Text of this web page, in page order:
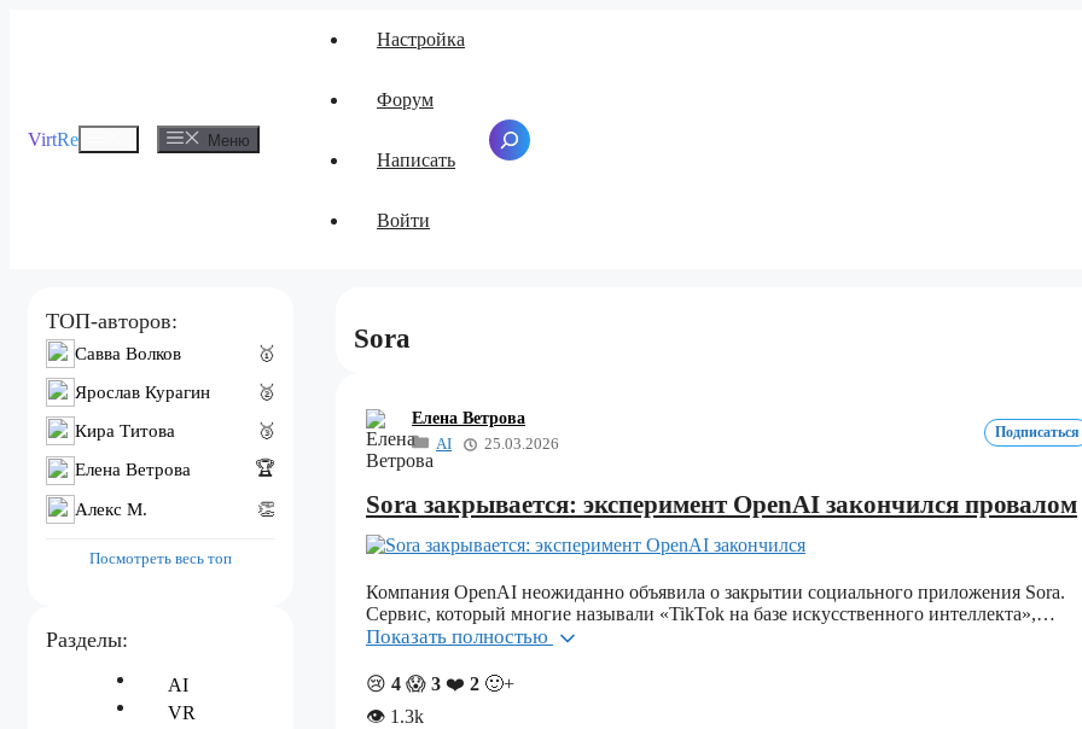
VirtRe Меню Меню
Настройка
Форум
Написать
Войти
Поиск
Sora
Елена Ветрова
AI
25.03.2026
Подписаться
Sora закрывается: эксперимент OpenAI закончился провалом
Компания OpenAI неожиданно объявила о закрытии социального приложения Sora.
Сервис, который многие называли «TikTok на базе искусственного интеллекта»,…
Показать полностью
😢 4 😱 3 ❤️ 2 🙂+
👁 1.3k
ТОП-авторов:
Савва Волков
🥇
Ярослав Курагин
🥈
Кира Титова
🥉
Елена Ветрова 🏆
Алекс M. 👏
Посмотреть весь топ
Разделы:
AI
VR